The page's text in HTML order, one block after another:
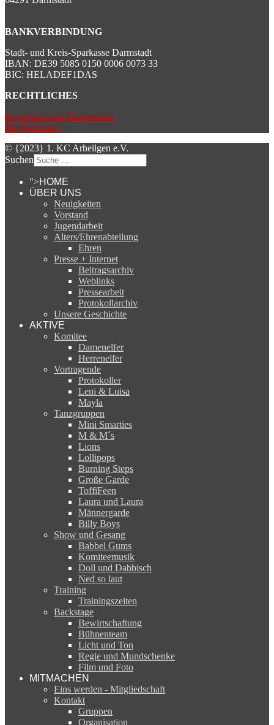
BANKVERBINDUNG
Stadt- und Kreis-Sparkasse Darmstadt
IBAN: DE39 5085 0150 0006 0073 33
BIC: HELADEF1DAS
RECHTLICHES
Impressum und Datenschutz
Mitgliedschaft
© {2023} 1. KC Arheilgen e.V.
Suchen
">HOME
ÜBER UNS
Neuigkeiten
Vorstand
Jugendarbeit
Alters/Ehrenabteilung
Ehren
Presse + Internet
Beitragsarchiv
Weblinks
Pressearbeit
Protokollarchiv
Unsere Geschichte
AKTIVE
Komitee
Damenelfer
Herrenelfer
Vortragende
Protokoller
Leni & Luisa
Mayla
Tanzgruppen
Mini Smarties
M & M´s
Lions
Lollipops
Burning Steps
Große Garde
ToffiFeen
Laura und Laura
Männergarde
Billy Boys
Show und Gesang
Babbel Gums
Komiteemusik
Doll und Dabbisch
Ned so laut
Training
Trainingszeiten
Backstage
Bewirtschaftung
Bühnenteam
Licht und Ton
Regie und Mundschenke
Film und Foto
MITMACHEN
Eins werden - Mitgliedschaft
Kontakt
Gruppen
Organisation